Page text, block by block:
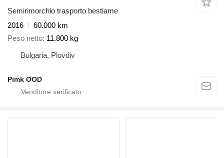
Semirimorchio trasporto bestiame
2016
60.000 km
Peso netto 11.800 kg
Bulgaria, Plovdiv
Pimk OOD